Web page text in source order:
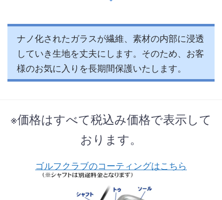
ナノ化されたガラスが繊維、素材の内部に浸透
していき生地を丈夫にします。そのため、お客
様のお気に入りを長期間保護いたします。
※価格はすべて税込み価格で表示して
おります。
ゴルフクラブのコーティングはこちら